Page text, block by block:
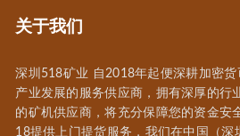
关于我们
深圳518矿业 自2018年起便深耕加密
产业发展的服务供应商，拥有深厚的行
的矿机供应商，将充分保障您的资金安
18提供上门提货服务，我们在中国（深